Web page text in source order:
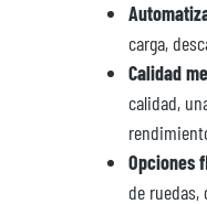
carga,
Calidad
calidad,
Opciones
de ruedas,